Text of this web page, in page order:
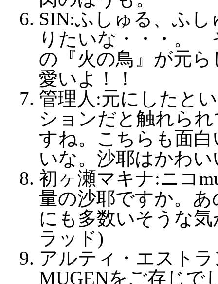
SIN:ふしゅる、
りたいな・・・。
の『火の鳥』が
愛いよ！！
管理人:元にしたと
ションだと触れら
すね。こちらも面
いな。沙耶はかわ
初ヶ瀬マキナ:ニコ
量の沙耶ですか。
にも多数いそうな
ラッド)
アルティ・エスト
MUGENをご存じで